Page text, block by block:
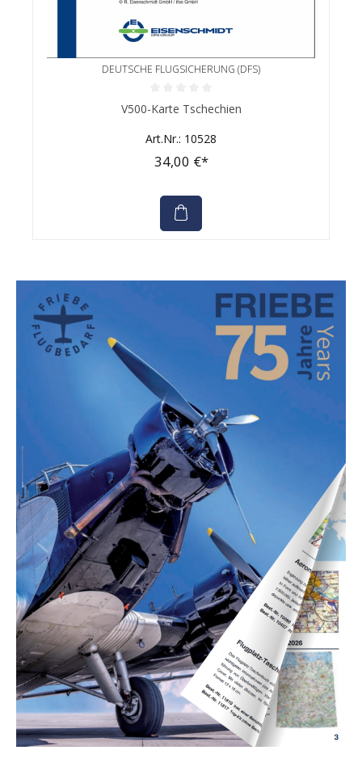
DEUTSCHE FLUGSICHERUNG (DFS)
Durchschnittliche Bewertung von 0 von 5 Sternen
V500-Karte Tschechien
Art.Nr.: 10528
34,00 €*